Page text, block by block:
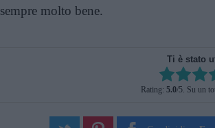
sempre molto bene.
Ti è stato
Rate this item:
SUBMIT
Rating: 5.0/5. Su un